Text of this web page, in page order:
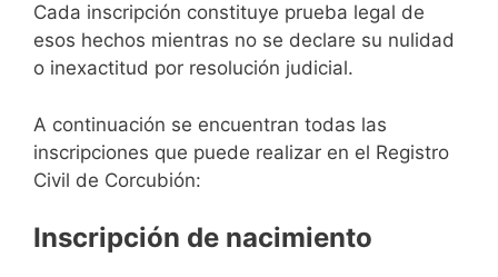
Cada inscripción constituye prueba legal de
esos hechos mientras no se declare su nulidad
o inexactitud por resolución judicial.
A continuación se encuentran todas las
inscripciones que puede realizar en el Registro
Civil de Corcubión:
Inscripción de nacimiento